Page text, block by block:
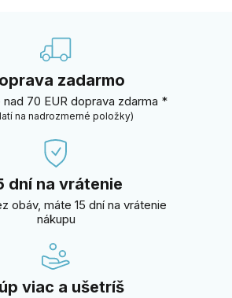
zadarmo
nad 70 EUR doprava zdarma *
na nadrozmerné položky)
dní na vrátenie
obáv, máte 15 dní na vrátenie
nákupu
viac a ušetríš